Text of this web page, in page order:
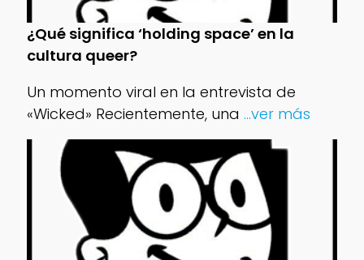
¿Qué significa ‘holding space’ en la
cultura queer?
Un momento viral en la entrevista de
«Wicked» Recientemente, una ...ver más